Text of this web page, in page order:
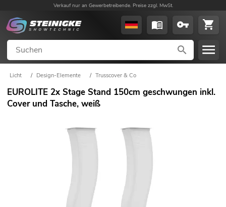
Verkauf nur an Gewerbetreibende. Preise zzgl. MwSt.
Licht / Design-Elemente / Trusscover & Co
EUROLITE 2x Stage Stand 150cm geschwungen inkl.
Cover und Tasche, weiß